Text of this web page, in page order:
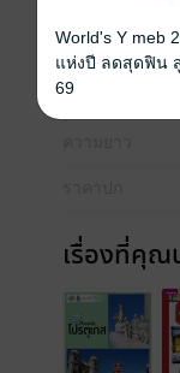
ประเภทไฟล์
วันที่วางขาย
เรื่องที่คุณ
World's Y meb
แห่งปี ลดสุดฟิน
69